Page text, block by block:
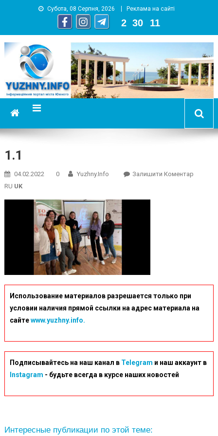
Субота, 08 Серпня, 2026 Реклама на сайті
2 30 12
YUZHNY.INFO
информационный портал города Южный
1.1
04.02.2022 0 Yuzhny.info Залишити КоментарOn
RU UK
Использование материалов разрешается только при
условии наличия прямой ссылки на адрес материала на
сайтеwww.yuzhny.info.
Подписывайтесь на наш канал в Telegram и наш аккаунт в
Instagram - будьте всегда в курсе наших новостей
Интересные публикации по этой теме: